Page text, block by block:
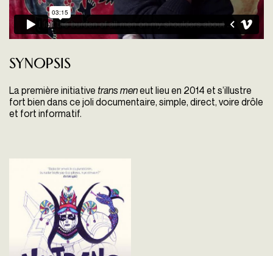
Synopsis
La première initiative trans meneut lieu en 2014 et s’illustre
fort bien dans ce joli documentaire, simple, direct, voire drôle
et fort informatif.